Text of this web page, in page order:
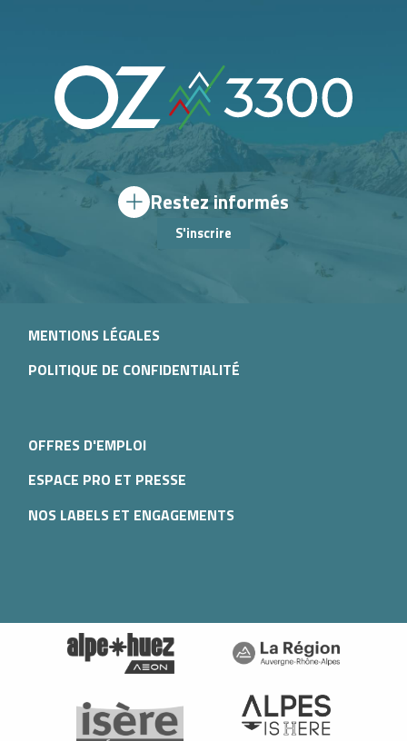
Restez informés
S'inscrire
MENTIONS LÉGALES
POLITIQUE DE CONFIDENTIALITÉ
OFFRES D'EMPLOI
ESPACE PRO ET PRESSE
NOS LABELS ET ENGAGEMENTS